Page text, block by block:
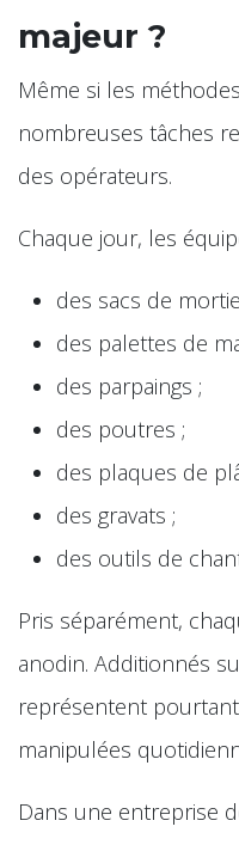
majeur ?
Même si les
nombreuses tâches
des opérateurs.
Chaque jour, les
des sacs de
des palettes de
des parpaings ;
des poutres ;
des plaques de
des gravats ;
des outils de
Pris séparément,
anodin. Additionnés
représentent
manipulées
Dans une entreprise